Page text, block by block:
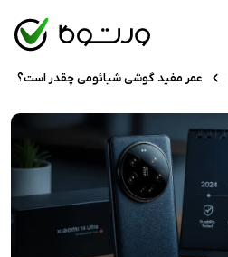
عمر مفید گوشی شیائومی چقدر است؟